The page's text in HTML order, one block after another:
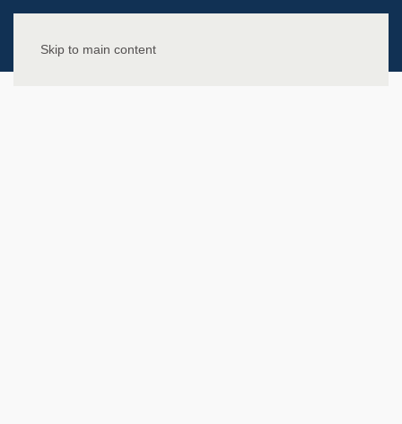
Skip to main content